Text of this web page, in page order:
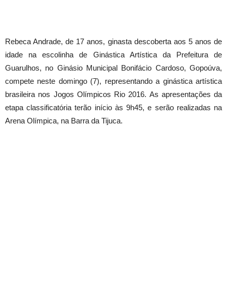
Rebeca Andrade, de 17 anos, ginasta descoberta aos 5 anos de
idade na escolinha de Ginástica Artística da Prefeitura de
Guarulhos, no Ginásio Municipal Bonifácio Cardoso, Gopoúva,
compete neste domingo (7), representando a ginástica artística
brasileira nos Jogos Olímpicos Rio 2016. As apresentações da
etapa classificatória terão início às 9h45, e serão realizadas na
Arena Olímpica, na Barra da Tijuca.